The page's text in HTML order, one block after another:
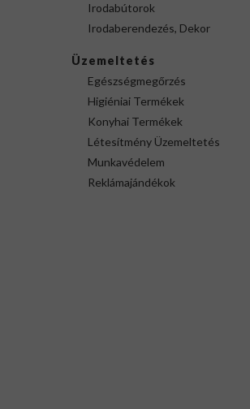
Irodabútorok
Irodaberendezés, Dekor
Üzemeltetés
Egészségmegőrzés
Higiéniai Termékek
Konyhai Termékek
Létesítmény Üzemeltetés
Munkavédelem
Reklámajándékok